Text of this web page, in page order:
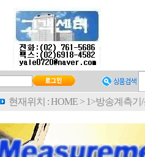
현재위치 :HOME > 1>방송계측기